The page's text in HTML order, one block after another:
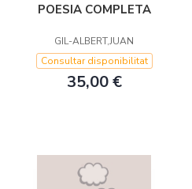
POESIA COMPLETA
GIL-ALBERT,JUAN
Consultar disponibilitat
35,00 €